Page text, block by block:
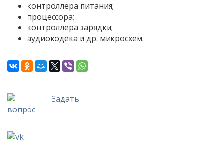
контроллера питания;
процессора;
контроллера зарядки;
аудиокодека и др. микросхем.
Задать
вопрос